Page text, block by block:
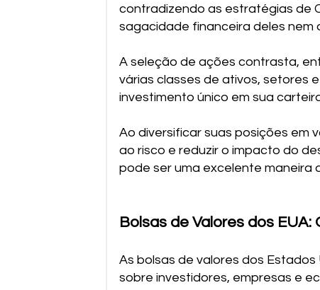
contradizendo as estratégias de
sagacidade financeira deles nem
A seleção de ações contrasta,
várias classes de ativos, setores
investimento único em sua
Ao diversificar suas posições em
ao risco e reduzir o impacto do
pode ser uma excelente maneira
Bolsas de Valores dos
As bolsas de valores dos
sobre investidores, empresas e